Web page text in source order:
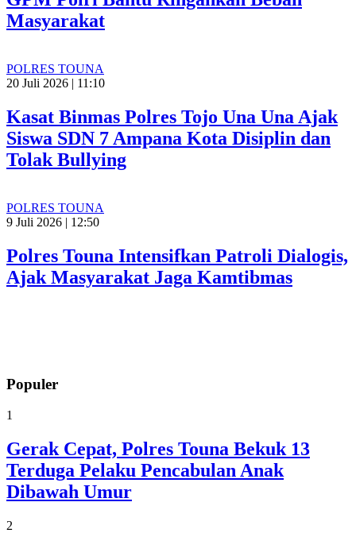
Masyarakat
POLRES TOUNA
20 Juli 2026 | 11:10
Kasat Binmas Polres Tojo Una Una Ajak
Siswa SDN 7 Ampana Kota Disiplin dan
Tolak Bullying
POLRES TOUNA
9 Juli 2026 | 12:50
Polres Touna Intensifkan Patroli Dialogis,
Ajak Masyarakat Jaga Kamtibmas
Populer
1
Gerak Cepat, Polres Touna Bekuk 13
Terduga Pelaku Pencabulan Anak
Dibawah Umur
2